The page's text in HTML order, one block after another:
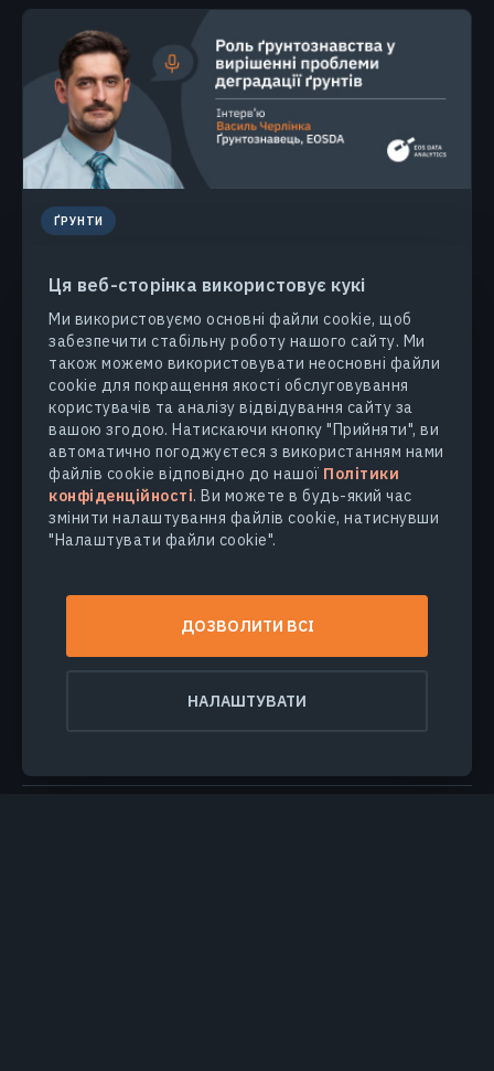
Ця веб-сторінка використовує кукі
Ми використовуємо основні файли cookie, щоб
забезпечити стабільну роботу нашого сайту. Ми
також можемо використовувати неосновні файли
cookie для покращення якості обслуговування
користувачів та аналізу відвідування сайту за
вашою згодою. Натискаючи кнопку "Прийняти", ви
автоматично погоджуєтеся з використанням нами
файлів cookie відповідно до нашої Політики
конфіденційності. Ви можете в будь-який час
змінити налаштування файлів cookie, натиснувши
"Налаштувати файли cookie".
ДОЗВОЛИТИ ВСІ
НАЛАШТУВАТИ
ҐРУНТИ
Ґрунтознавство Та Пом’якшення
Наслідків Ерозії Ґрунту
Ми зустрілися з Василем Черлінкою, вченим з EOS
Data Analytics, для інтерв'ю про деградацію ґрунтів,
її причини та наслідки для рослинництва. Дослідник
також обговорив такі методи дослідження ґрунту,
як цифрове картування та морфометрія.
ВАСИЛЬ ЧЕРЛІНКА 23.12.2022
ПРОДУКТИ ТА РІШЕННЯ